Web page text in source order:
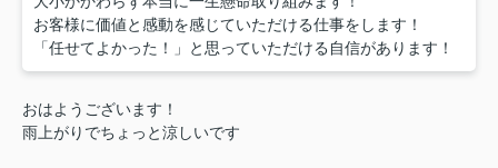
お客様に価値と感動を感じていただける仕事をします！
「任せてよかった！」と思っていただける自信があります！
おはようございます！
雨上がりでちょっと涼しいです